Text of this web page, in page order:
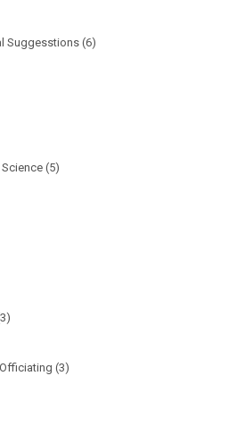
Suggesstions (6)
(5)
(3)